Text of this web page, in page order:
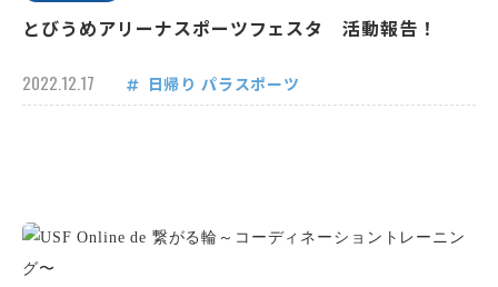
とびうめアリーナスポーツフェスタ 活動報告！
2022.12.17 日帰り パラスポーツ